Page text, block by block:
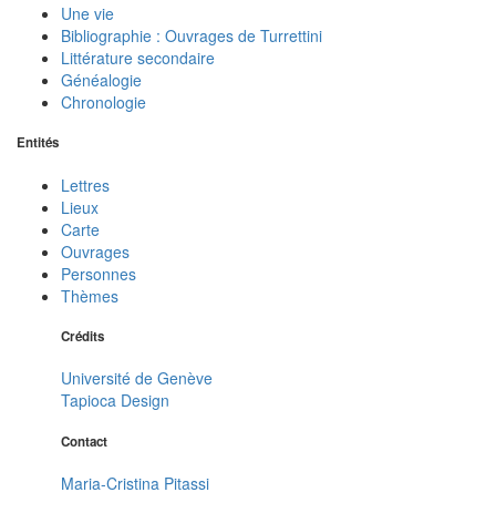
Une vie
Bibliographie : Ouvrages de Turrettini
Littérature secondaire
Généalogie
Chronologie
Entités
Lettres
Lieux
Carte
Ouvrages
Personnes
Thèmes
Crédits
Université de Genève
Tapioca Design
Contact
Maria-Cristina Pitassi